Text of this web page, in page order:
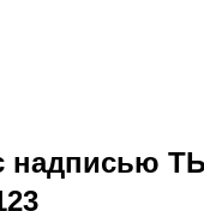
надписью